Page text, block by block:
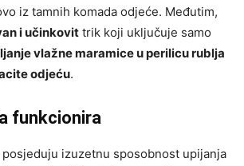
iz tamnih komada odjeće. Međutim,
i učinkovit trik koji uključuje samo
vlažne maramice u perilicu rublja
odjeću.
funkcionira
izuzetnu sposobnost upijanja